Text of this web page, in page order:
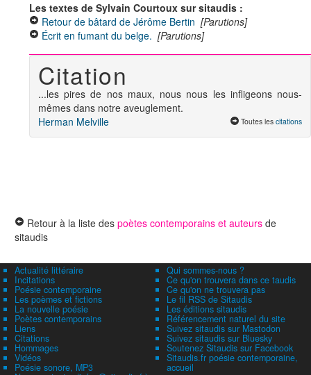
Les textes de Sylvain Courtoux sur sitaudis :
Retour de bâtard de Jérôme Bertin [Parutions]
Écrit en fumant du belge. [Parutions]
Citation
...les pires de nos maux, nous nous les infligeons nous-
mêmes dans notre aveuglement.
Herman Melville
Toutes les citations
Retour à la liste des poètes contemporains et auteurs de
sitaudis
Actualité littéraire
Incitations
Poésie contemporaine
Les poèmes et fictions
La nouvelle poésie
Poètes contemporains
Liens
Citations
Hommages
Vidéos
Poésie sonore, MP3
Qui sommes-nous ?
Ce qu'on trouvera dans ce taudis
Ce qu'on ne trouvera pas
Le fil RSS de Sitaudis
Les éditions sitaudis
Référencement naturel du site
Suivez sitaudis sur Mastodon
Suivez sitaudis sur Bluesky
Soutenez Sitaudis sur Facebook
Sitaudis.fr poésie contemporaine,
accueil